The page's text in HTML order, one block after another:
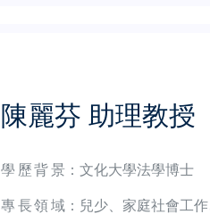
陳麗芬 助理教授
學歷背景 ： 文化大學法學博士
專長領域 ： 兒少、家庭社會工